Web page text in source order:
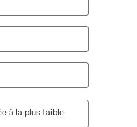
à la plus faible